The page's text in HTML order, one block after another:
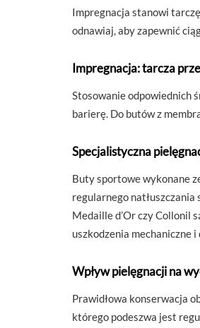
Impregnacja stanowi
odnawiaj, aby zapewnić
Impregnacja: tarcza
Stosowanie odpowiednich
barierę. Do butów z
Specjalistyczna
Buty sportowe wykonane
regularnego
Medaille d’Or czy Collonil
uszkodzenia mechaniczne
Wpływ pielęgnacji na
Prawidłowa konserwacja
którego podeszwa jest